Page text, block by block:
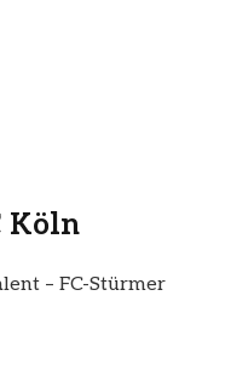
Köln
– FC-Stürmer